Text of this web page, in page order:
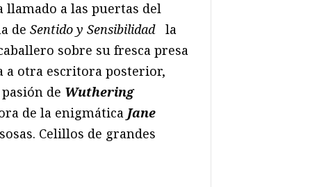
a las puertas del
de Sentido y Sensibilidad
la
sobre su fresca presa
a otra escritora posterior,
de Wuthering
de la enigmática Jane
Celillos de grandes